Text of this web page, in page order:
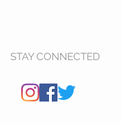
STAY CONNECTED